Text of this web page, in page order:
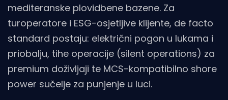
mediteranske plovidbene bazene. Za
turoperatore i ESG-osjetljive klijente, de facto
standard postaju: električni pogon u lukama i
priobalju, tihe operacije (silent operations) za
premium doživljaji te MCS-kompatibilno shore
power sučelje za punjenje u luci.